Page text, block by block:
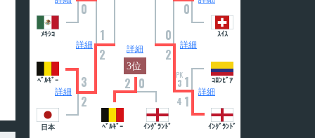
詳細
1
2
詳細
0
2
0
詳細
3
2
0
詳細
PK
3
4
1
1
詳細
2 0
ﾒｷｼｺ
ﾍﾞﾙｷﾞｰ
日本
ｽｲｽ
ｺﾛﾝﾋﾞｱ
ｲﾝｸﾞﾗﾝﾄﾞ
ﾍﾞﾙｷﾞｰ ｲﾝｸﾞﾗﾝﾄﾞ